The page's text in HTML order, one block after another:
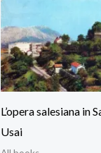
L’opera salesiana in
Usai